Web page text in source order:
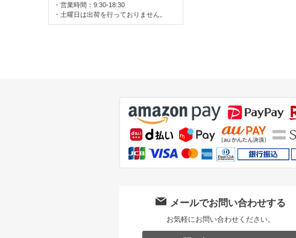
・営業時間：9:30-18:30
・土曜日は出荷を行っておりません。
メールでお問い合わせする
お気軽にお問い合わせください。